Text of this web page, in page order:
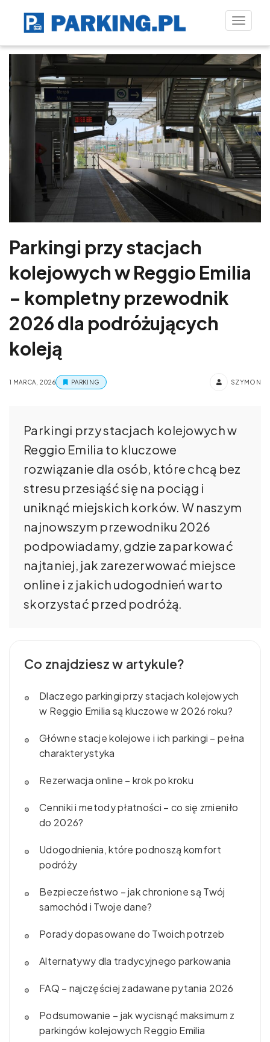
Toggle
Parkingi przy stacjach
kolejowych w Reggio Emilia
– kompletny przewodnik
2026 dla podróżujących
koleją
1 MARCA, 2026 PARKING SZYMON
Parkingi przy stacjach kolejowych w
Reggio Emilia to kluczowe
rozwiązanie dla osób, które chcą bez
stresu przesiąść się na pociąg i
uniknąć miejskich korków. W naszym
najnowszym przewodniku 2026
podpowiadamy, gdzie zaparkować
najtaniej, jak zarezerwować miejsce
online i z jakich udogodnień warto
skorzystać przed podróżą.
Co znajdziesz w artykule?
Dlaczego parkingi przy stacjach kolejowych
w Reggio Emilia są kluczowe w 2026 roku?
Główne stacje kolejowe i ich parkingi – pełna
charakterystyka
Rezerwacja online – krok po kroku
Cenniki i metody płatności – co się zmieniło
do 2026?
Udogodnienia, które podnoszą komfort
podróży
Bezpieczeństwo – jak chronione są Twój
samochód i Twoje dane?
Porady dopasowane do Twoich potrzeb
Alternatywy dla tradycyjnego parkowania
FAQ – najczęściej zadawane pytania 2026
Podsumowanie – jak wycisnąć maksimum z
parkingów kolejowych Reggio Emilia